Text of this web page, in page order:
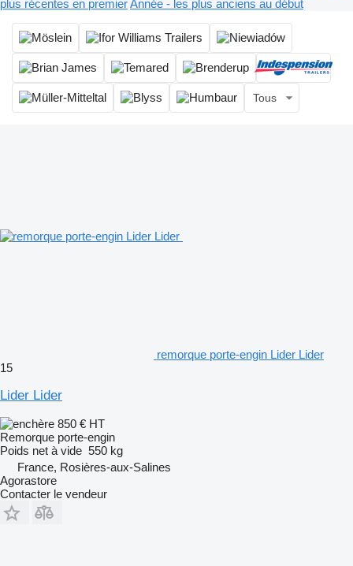
plus récentes en premierAnnée - les plus anciens au début
Tous
remorque porte-engin Lider Lider
15
Lider Lider
850 € HT
Remorque porte-engin
Poids net à vide 550 kg
France, Rosières-aux-Salines
Agorastore
Contacter le vendeur